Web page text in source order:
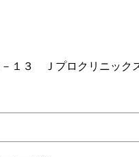
１３ Ｊプロクリニック